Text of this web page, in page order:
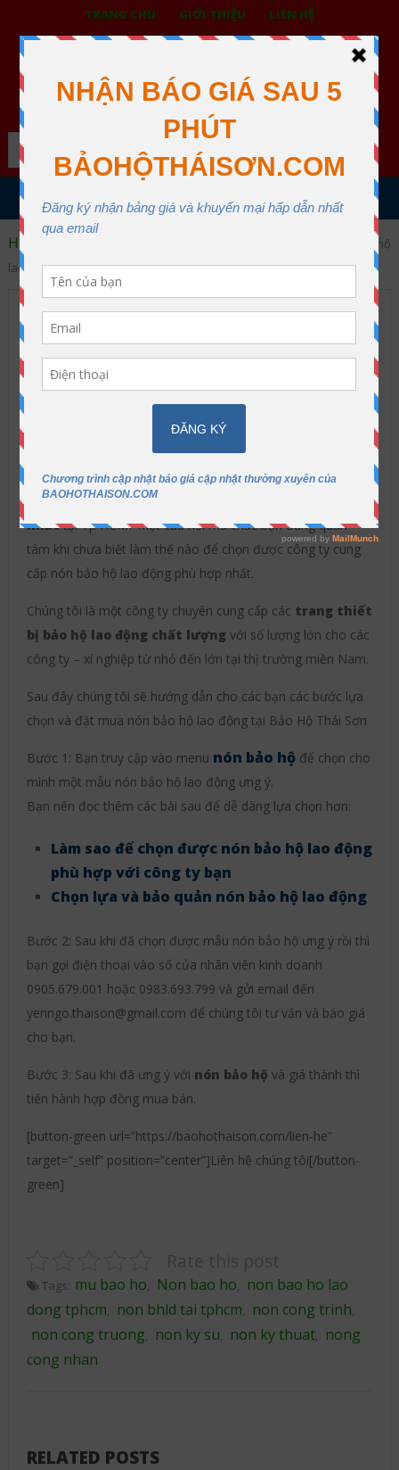
TRANG CHỦ GIỚI THIỆU LIÊN HỆ
BẢO HỘ LAO ĐỘNG THÁI SƠN
XƯỞNG MAY THÁI SƠN QUẬN 12
Search
MENU
Home
Ba bước đặt mua nón bảo hộ
lao động giá tốt nhất tại Tp HCM
Ba bước đặt mua nón bảo
hộ lao động giá tốt nhất tại
2016-05-30
Làm sao để đặt muanón bảo hộ lao động giá tốt
nhấttại Tp HCM? Một câu hỏi mà chắc bạn đang quan
tâm khi chưa biết làm thế nào để chọn được công ty cung
cấp nón bảo hộ lao động phù hợp nhất.
Chúng tôi là một công ty chuyên cung cấp các trang thiết
bị bảo hộ lao động chất lượng với số lượng lớn cho các
công ty – xí nghiệp từ nhỏ đến lớn tại thị trường miền Nam.
Sau đây chúng tôi sẽ hướng dẫn cho các bạn các bước lựa
chọn và đặt mua nón bảo hộ lao động tại Bảo Hộ Thái Sơn
Bước 1: Bạn truy cập vào menu nón bảo hộđể chọn cho
mình một mẫu nón bảo hộ lao động ưng ý.
Bạn nên đọc thêm các bài sau để dễ dàng lựa chọn hơn:
Làm sao để chọn được nón bảo hộ lao động
phù hợp với công ty bạn
Chọn lựa và bảo quản nón bảo hộ lao động
Bước 2: Sau khi đã chọn được mẫu nón bảo hộ ưng ý rồi thì
bạn gọi điện thoại vào số của nhân viên kinh doanh
0905.679.001 hoặc 0983.693.799 và gửi email đến
yenngo.thaison@gmail.com để chúng tôi tư vấn và báo giá
cho bạn.
Bước 3: Sau khi đã ưng ý với nón bảo hộ và giá thành thì
tiến hành hợp đồng mua bán.
[button-green url=”https://baohothaison.com/lien-he”
target=”_self” position=”center”]Liên hệ chúng tôi[/button-
green]
Tags: mu bao ho, Non bao ho,
non bao ho lao
dong tphcm, non bhld tai tphcm, non cong trinh,
non cong truong, non ky su, non ky thuat,
nong
cong nhan
RELATED POSTS